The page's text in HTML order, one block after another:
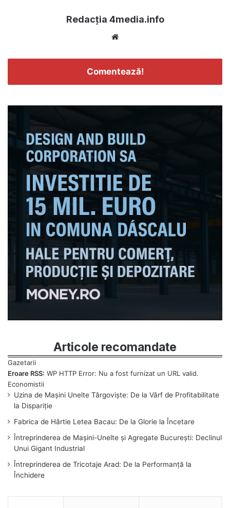
Redacția 4media.info
Comentează!
Articole recomandate
Eroare RSS: WP HTTP Error: Nu a fost furnizat un URL valid.
Uzina de Mașini Unelte Târgoviște: De la Vârf de Profitabilitate
la Dispariție
Fabrica de Hârtie Letea Bacau: De la Glorie la Încetare
Întreprinderea de Mașini-Unelte și Agregate București: Declinul
Unui Gigant Industrial
Întreprinderea de Tricotaje Arad: De la Performanță la
Închidere